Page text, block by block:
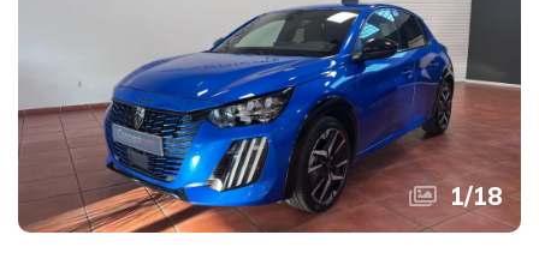
1/18